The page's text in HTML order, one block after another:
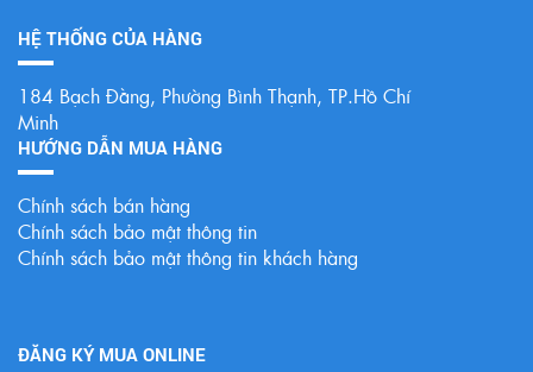
HỆ THỐNG CỦA HÀNG
184 Bạch Đằng, Phường Bình Thạnh, TP.Hồ Chí
Minh
HƯỚNG DẪN MUA HÀNG
Chính sách bán hàng
Chính sách bảo mật thông tin
Chính sách bảo mật thông tin khách hàng
ĐĂNG KÝ MUA ONLINE